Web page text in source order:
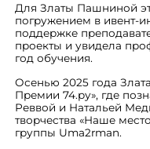
Для Златы Пашниной
погружением в
поддержке
проекты и увидела
год обучения.
Осенью 2025 года
Премии 74.ру», где
Реввой и Натальей
творчества «Наше
группы Uma2rman.